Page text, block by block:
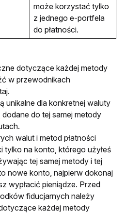
może korzystać tylko
z jednego e-portfela
do płatności.
dotyczące każdej metody
w przewodnikach
unikalne dla konkretnej waluty
do tej samej metody
walut i metod płatności
tylko na konto, którego użyłeś
tej samej metody i tej
nowe konto, najpierw dokonaj
wypłacić pieniądze. Przed
fiducjarnych należy
każdej metody